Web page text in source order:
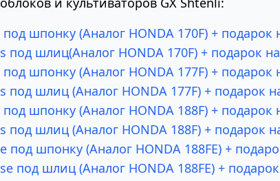
шпонку (Аналог HONDA 170F) +
под шлиц(Аналог HONDA 170F) + подарок
шпонку (Аналог HONDA 177F) +
под шлиц (Аналог HONDA 177F) + подарок
шпонку (Аналог HONDA 188F) +
под шлиц (Аналог HONDA 188F) + подарок
под шпонку (Аналог HONDA 188FE) +
под шлиц (Аналог HONDA 188FE) +